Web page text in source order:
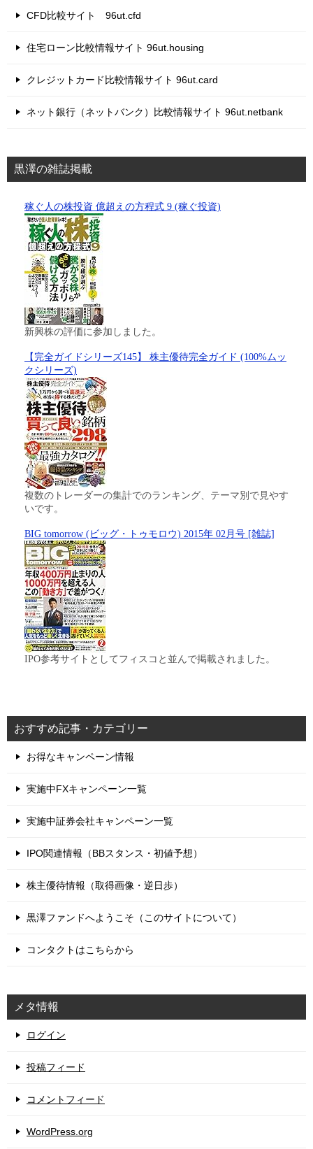
CFD比較サイト 96ut.cfd
住宅ローン比較情報サイト 96ut.housing
クレジットカード比較情報サイト 96ut.card
ネット銀行（ネットバンク）比較情報サイト 96ut.netbank
黒澤の雑誌掲載
稼ぐ人の株投資 億超えの方程式 9 (稼ぐ投資)
新興株の評価に参加しました。
【完全ガイドシリーズ145】 株主優待完全ガイド (100%ムッ
クシリーズ)
複数のトレーダーの集計でのランキング、テーマ別で見やす
いです。
BIG tomorrow (ビッグ・トゥモロウ) 2015年 02月号 [雑誌]
IPO参考サイトとしてフィスコと並んで掲載されました。
おすすめ記事・カテゴリー
お得なキャンペーン情報
実施中FXキャンペーン一覧
実施中証券会社キャンペーン一覧
IPO関連情報（BBスタンス・初値予想）
株主優待情報（取得画像・逆日歩）
黒澤ファンドへようこそ（このサイトについて）
コンタクトはこちらから
メタ情報
ログイン
投稿フィード
コメントフィード
WordPress.org